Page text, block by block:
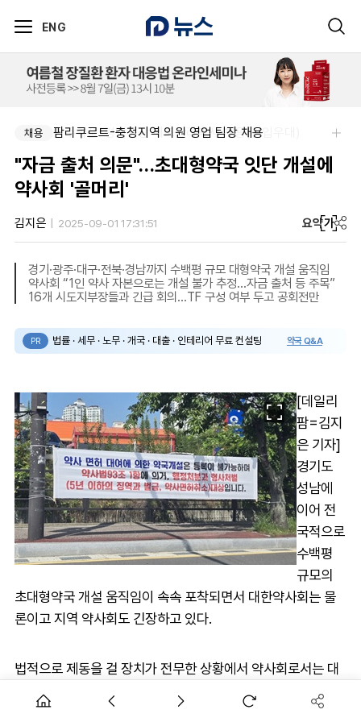
ENG
채용 아주약품-평택공장 제조관리약사 채용(신입우대)
채용 팜리쿠르트-충청지역 의원 영업 팀장 채용
"자금 출처 의문"…초대형약국 잇단 개설에
약사회 '골머리'
김지은 2025-09-01 17:31:51 요약가
경기·광주·대구·전북·경남까지 수백평 규모 대형약국 개설 움직임
약사회 “1인 약사 자본으로는 개설 불가 추정…자금 출처 등 주목”
16개 시도지부장들과 긴급 회의…TF 구성 여부 두고 공회전만
PR 법률 · 세무 · 노무 · 개국 · 대출 · 인테리어 무료 컨설팅 약국 Q&A
[데일리
팜=김지
은 기자]
경기도
성남에
이어 전
국적으로
수백평
규모의
초대형약국 개설 움직임이 속속 포착되면서 대한약사회는 물
론이고 지역 약사회도 긴장하고 있다.
법적으로 제동을 걸 장치가 전무한 상황에서 약사회로서는 대